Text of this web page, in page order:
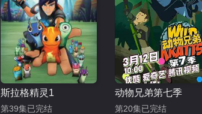
斯拉格精灵1
第39集已完结
动物兄弟第七季
第20集已完结